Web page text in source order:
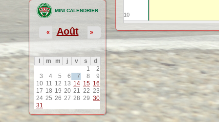
MINI CALENDRIER
Août
« »
m m j v s
d
1
2
3
4 5 6 7 8
9
10 11 12 13 14 15 16
17 18 19 20 21 22 23
24 25 26 27 28 29 30
31
10
11
12
13